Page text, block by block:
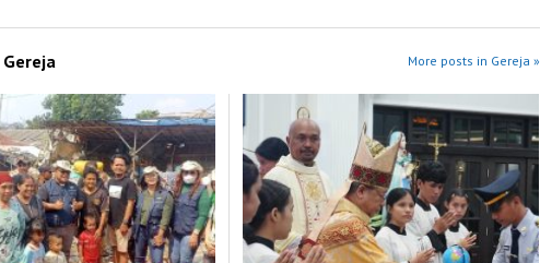
Gereja More posts in Gereja »